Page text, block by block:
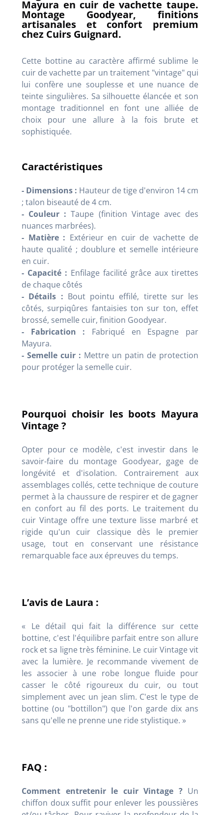
Mayura en cuir de vachette taupe.
Montage Goodyear, finitions
artisanales et confort premium
chez Cuirs Guignard.
Cette bottine au caractère affirmé sublime le
cuir de vachette par un traitement "vintage" qui
lui confère une souplesse et une nuance de
teinte singulières. Sa silhouette élancée et son
montage traditionnel en font une alliée de
choix pour une allure à la fois brute et
sophistiquée.
Caractéristiques
- Dimensions : Hauteur de tige d'environ 14 cm
; talon biseauté de 4 cm.
- Couleur : Taupe (finition Vintage avec des
nuances marbrées).
- Matière : Extérieur en cuir de vachette de
haute qualité ; doublure et semelle intérieure
en cuir.
- Capacité : Enfilage facilité grâce aux tirettes
de chaque côtés
- Détails : Bout pointu effilé, tirette sur les
côtés, surpiqûres fantaisies ton sur ton, effet
brossé, semelle cuir, finition Goodyear.
- Fabrication : Fabriqué en Espagne par
Mayura.
- Semelle cuir : Mettre un patin de protection
pour protéger la semelle cuir.
Pourquoi choisir les boots Mayura
Vintage ?
Opter pour ce modèle, c'est investir dans le
savoir-faire du montage Goodyear, gage de
longévité et d'isolation. Contrairement aux
assemblages collés, cette technique de couture
permet à la chaussure de respirer et de gagner
en confort au fil des ports. Le traitement du
cuir Vintage offre une texture lisse marbré et
rigide qu'un cuir classique dès le premier
usage, tout en conservant une résistance
remarquable face aux épreuves du temps.
L’avis de Laura :
« Le détail qui fait la différence sur cette
bottine, c'est l'équilibre parfait entre son allure
rock et sa ligne très féminine. Le cuir Vintage vit
avec la lumière. Je recommande vivement de
les associer à une robe longue fluide pour
casser le côté rigoureux du cuir, ou tout
simplement avec un jean slim. C'est le type de
bottine (ou "bottillon") que l'on garde dix ans
sans qu'elle ne prenne une ride stylistique. »
FAQ :
Comment entretenir le cuir Vintage ?Un
chiffon doux suffit pour enlever les poussières